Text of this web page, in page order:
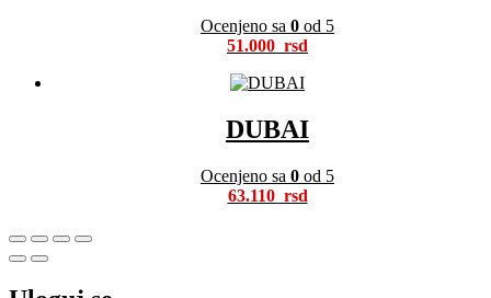
Ocenjeno sa 0 od 5
51.000
DUBAI
Ocenjeno sa 0 od 5
63.110